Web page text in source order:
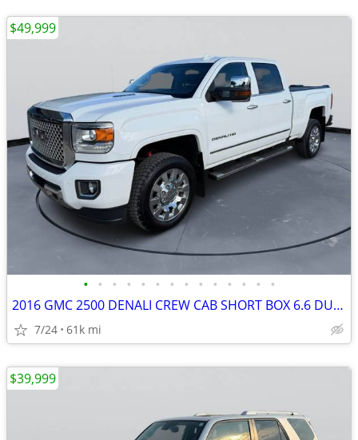
• • • • • • • • • • • • • •
2016 GMC 2500 DENALI CREW CAB SHORT BOX 6.6 DURAMAX DIESEL #516160
7/24 61k mi
$49,999
$39,999